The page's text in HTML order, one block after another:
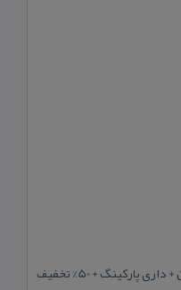
+ 50% تخفیف